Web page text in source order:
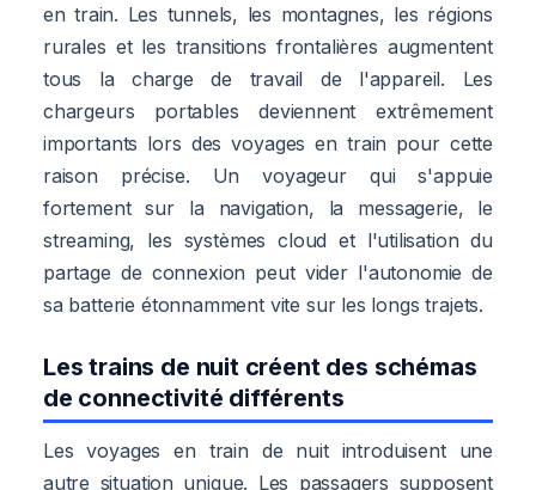
en train. Les tunnels, les montagnes, les régions
rurales et les transitions frontalières augmentent
tous la charge de travail de l'appareil. Les
chargeurs portables deviennent extrêmement
importants lors des voyages en train pour cette
raison précise. Un voyageur qui s'appuie
fortement sur la navigation, la messagerie, le
streaming, les systèmes cloud et l'utilisation du
partage de connexion peut vider l'autonomie de
sa batterie étonnamment vite sur les longs trajets.
Les trains de nuit créent des schémas
de connectivité différents
Les voyages en train de nuit introduisent une
autre situation unique. Les passagers supposent